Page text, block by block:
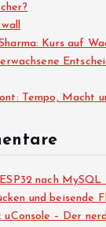
Kurs auf
Tempo, Macht
nach
und beisende
uConsole – Der